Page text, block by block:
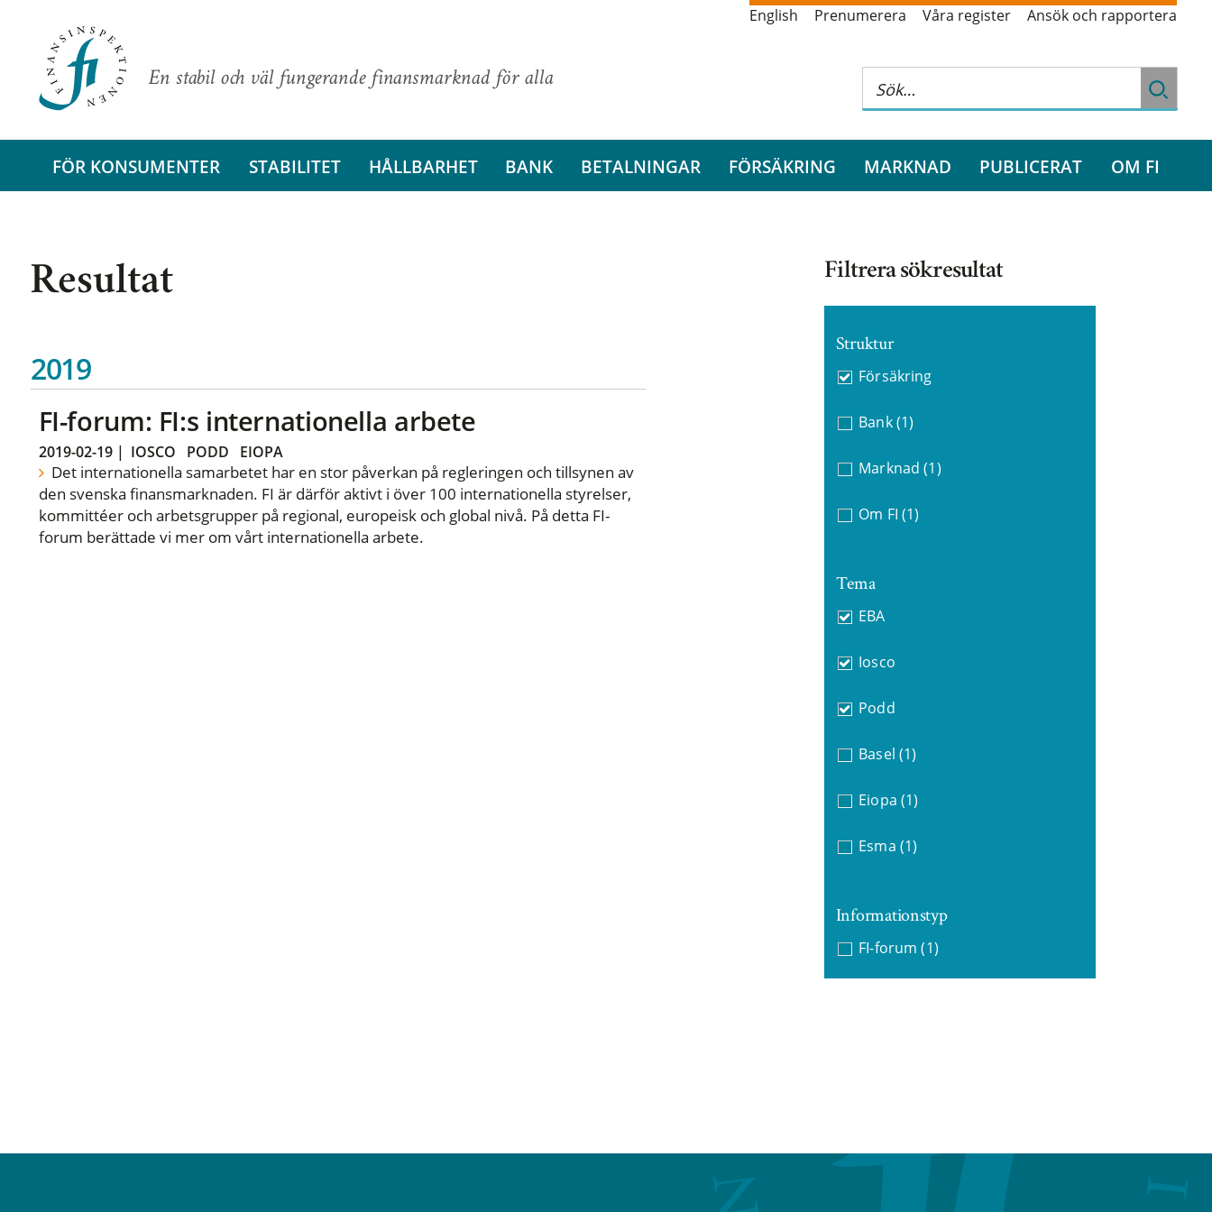
En stabil och väl fungerande finansmarknad för alla
English Prenumerera Våra register Ansök och rapportera
FÖR KONSUMENTER STABILITET HÅLLBARHET BANK BETALNINGAR FÖRSÄKRING MARKNAD PUBLICERAT OM FI
Resultat
2019
FI-forum: FI:s internationella arbete
2019-02-19| IOSCO PODD EIOPA
Det internationella samarbetet har en stor påverkan på regleringen och tillsynen av
den svenska finansmarknaden. FI är därför aktivt i över 100 internationella styrelser,
kommittéer och arbetsgrupper på regional, europeisk och global nivå. På detta FI-
forum berättade vi mer om vårt internationella arbete.
Filtrera sökresultat
Struktur
Försäkring
Bank (1)
Marknad (1)
Om FI (1)
Tema
EBA
Iosco
Podd
Basel (1)
Eiopa (1)
Esma (1)
Informationstyp
FI-forum (1)